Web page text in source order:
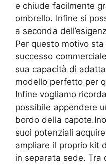
e chiude facilmente
ombrello. Infine si
a seconda
Per questo motivo
successo
sua capacità di
modello perfetto per
Infine vogliamo
possibile appendere
bordo della
suoi potenziali
ampliare il proprio kit
in separata sede. Tra